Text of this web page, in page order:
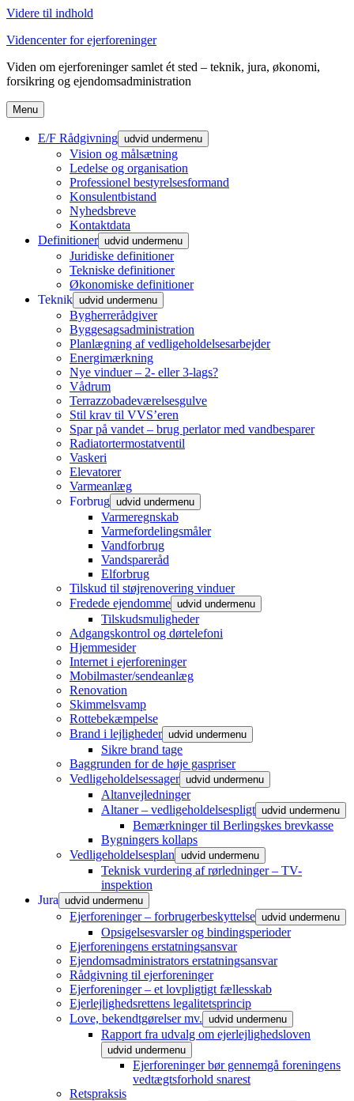
Videre til indhold
Videncenter for ejerforeninger
Viden om ejerforeninger samlet ét sted – teknik, jura, økonomi,
forsikring og ejendomsadministration
Menu
E/F Rådgivning udvid undermenu
Vision og målsætning
Ledelse og organisation
Professionel bestyrelsesformand
Konsulentbistand
Nyhedsbreve
Kontaktdata
Definitioner udvid undermenu
Juridiske definitioner
Tekniske definitioner
Økonomiske definitioner
Teknik udvid undermenu
Bygherrerådgiver
Byggesagsadministration
Planlægning af vedligeholdelsesarbejder
Energimærkning
Nye vinduer – 2- eller 3-lags?
Vådrum
Terrazzobadeværelsesgulve
Stil krav til VVS’eren
Spar på vandet – brug perlator med vandbesparer
Radiatortermostatventil
Vaskeri
Elevatorer
Varmeanlæg
Forbrug udvid undermenu
Varmeregnskab
Varmefordelingsmåler
Vandforbrug
Vandspareråd
Elforbrug
Tilskud til støjrenovering vinduer
Fredede ejendomme udvid undermenu
Tilskudsmuligheder
Adgangskontrol og dørtelefoni
Hjemmesider
Internet i ejerforeninger
Mobilmaster/sendeanlæg
Renovation
Skimmelsvamp
Rottebekæmpelse
Brand i lejligheder udvid undermenu
Sikre brand tage
Baggrunden for de høje gaspriser
Vedligeholdelsessager udvid undermenu
Altanvejledninger
Altaner – vedligeholdelsespligt udvid undermenu
Bemærkninger til Berlingskes brevkasse
Bygningers kollaps
Vedligeholdelsesplan udvid undermenu
Teknisk vurdering af rørledninger – TV-
inspektion
Jura udvid undermenu
Ejerforeninger – forbrugerbeskyttelse udvid undermenu
Opsigelsesvarsler og bindingsperioder
Ejerforeningens erstatningsansvar
Ejendomsadministrators erstatningsansvar
Rådgivning til ejerforeninger
Ejerforeninger – et lovpligtigt fællesskab
Ejerlejlighedsrettens legalitetsprincip
Love, bekendtgørelser mv. udvid undermenu
Rapport fra udvalg om ejerlejlighedsloven
udvid undermenu
Ejerforeninger bør gennemgå foreningens
vedtægtsforhold snarest
Retspraksis